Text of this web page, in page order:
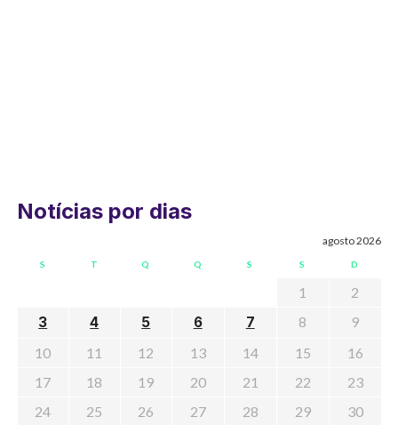
Notícias por dias
agosto 2026
S T Q Q S S D
1
2
3
4 5 6 7 8
9
10
11 12 13 14 15
16
17
18 19 20 21 22
23
24
25 26 27 28 29
30